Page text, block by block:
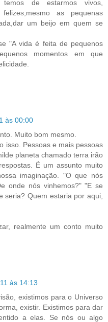
de estarmos vivos,
as pequenas
um beijo em quem se
"A vida é feita de pequenos
momentos em que
às 00:00
Muito bom mesmo.
isso. Pessoas e mais pessoas
planeta chamado terra irão
É um assunto muito
imaginação. "O que nós
onde nós vinhemos?" "E se
seria? Quem estaria por aqui,
realmente um conto muito
às 14:13
existimos para o Universo
existir. Existimos para dar
a elas. Se nós ou algo